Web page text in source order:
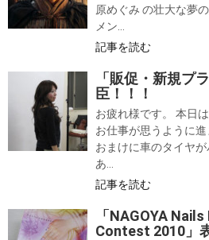
原めぐみ の壮大な夢
メン...
記事を読む
「販促・新規
臣！！！
お疲れ様です。 本日
お仕事が思うように進
おまけに車のタイヤが
あ...
記事を読む
「NAGOYA
Contest 2010」